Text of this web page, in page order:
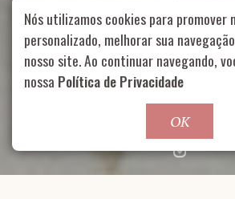
Rua Aurélia, 1714 – Vila Romana, São
99178-5848 |
Role para continar
Nós utilizamos cookies para promover
personalizado, melhorar sua
nosso site. Ao continuar navegando,
nossa Política de Privacidade
OK